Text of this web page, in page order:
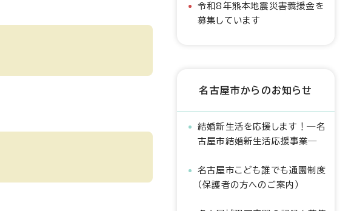
令和8年熊本地震災害義援金を
募集しています
名古屋市からのお知らせ
結婚新生活を応援します！―名
古屋市結婚新生活応援事業―
名古屋市こども誰でも通園制度
（保護者の方へのご案内）